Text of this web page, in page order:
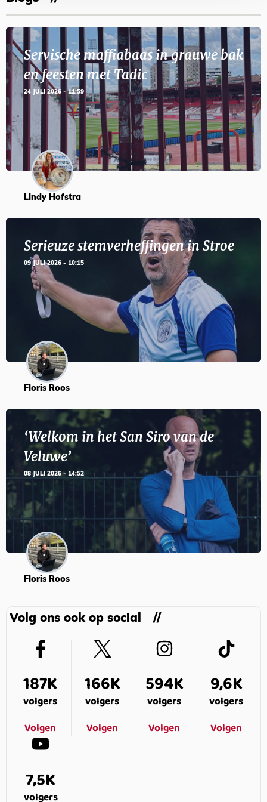
Servische maffiabaas in grauwe bak
en feesten met Tadic
24 JULI 2026 - 11:59
Lindy Hofstra
Serieuze stemverheffingen in Stroe
09 JULI 2026 - 10:15
Floris Roos
‘Welkom in het San Siro van de
Veluwe’
08 JULI 2026 - 14:52
Floris Roos
Volg ons ook op social
187K
volgers
Volgen
166K
volgers
Volgen
594K
volgers
Volgen
9,6K
volgers
Volgen
7,5K
volgers